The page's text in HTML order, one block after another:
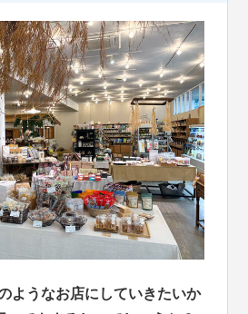
ようなお店にしていきたいか